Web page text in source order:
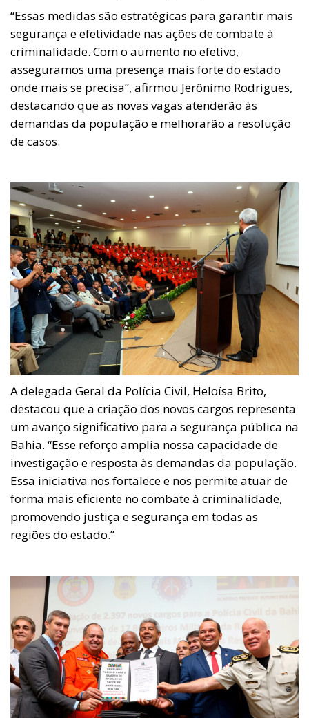
“Essas medidas são estratégicas para garantir mais
segurança e efetividade nas ações de combate à
criminalidade. Com o aumento no efetivo,
asseguramos uma presença mais forte do estado
onde mais se precisa”, afirmou Jerônimo Rodrigues,
destacando que as novas vagas atenderão às
demandas da população e melhorarão a resolução
de casos.
A delegada Geral da Polícia Civil, Heloísa Brito,
destacou que a criação dos novos cargos representa
um avanço significativo para a segurança pública na
Bahia. “Esse reforço amplia nossa capacidade de
investigação e resposta às demandas da população.
Essa iniciativa nos fortalece e nos permite atuar de
forma mais eficiente no combate à criminalidade,
promovendo justiça e segurança em todas as
regiões do estado.”